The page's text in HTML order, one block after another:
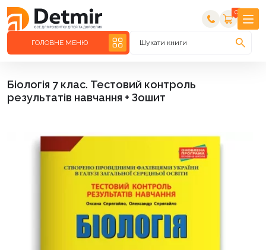
0
ГОЛОВНЕ МЕНЮ Шукати книги
Біологія 7 клас. Тестовий контроль
результатів навчання + Зошит